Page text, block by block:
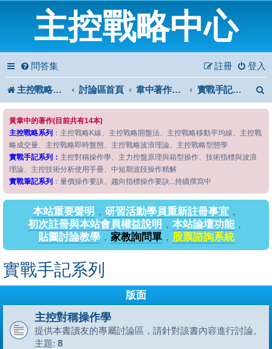
主控戰略中心
問答集 登入
註冊
主控戰略中心 討論區首頁 韋中著作問答區 實戰手記系列
黃韋中的著作(目前共有14本)
主控戰略系列 ：主控戰略K線、主控戰略開盤法、主控戰略移動平均線、主控戰
略成交量、主控戰略即時盤態、主控戰略波浪理論、主控戰略型態學
實戰手記系列： 主控對稱操作學、主力控盤原理與箱型操作、技術指標與波浪
理論、主控技術分析使用手冊、中短期波段操作精解
實戰筆記系列 ：量價操作要訣、趨向指標操作要訣...持續撰寫中
本站重要聲明 ， 研習活動學員重新註冊事宜 ，
初次註冊與本站會員權益說明 ， 本站論壇功能，
貼圖討論教學， 家教詢問單， 股票諮詢系統
實戰手記系列
版面
主控對稱操作學
提供本書讀友的專屬討論區，請針對該書內容進行討論。
主題: 8